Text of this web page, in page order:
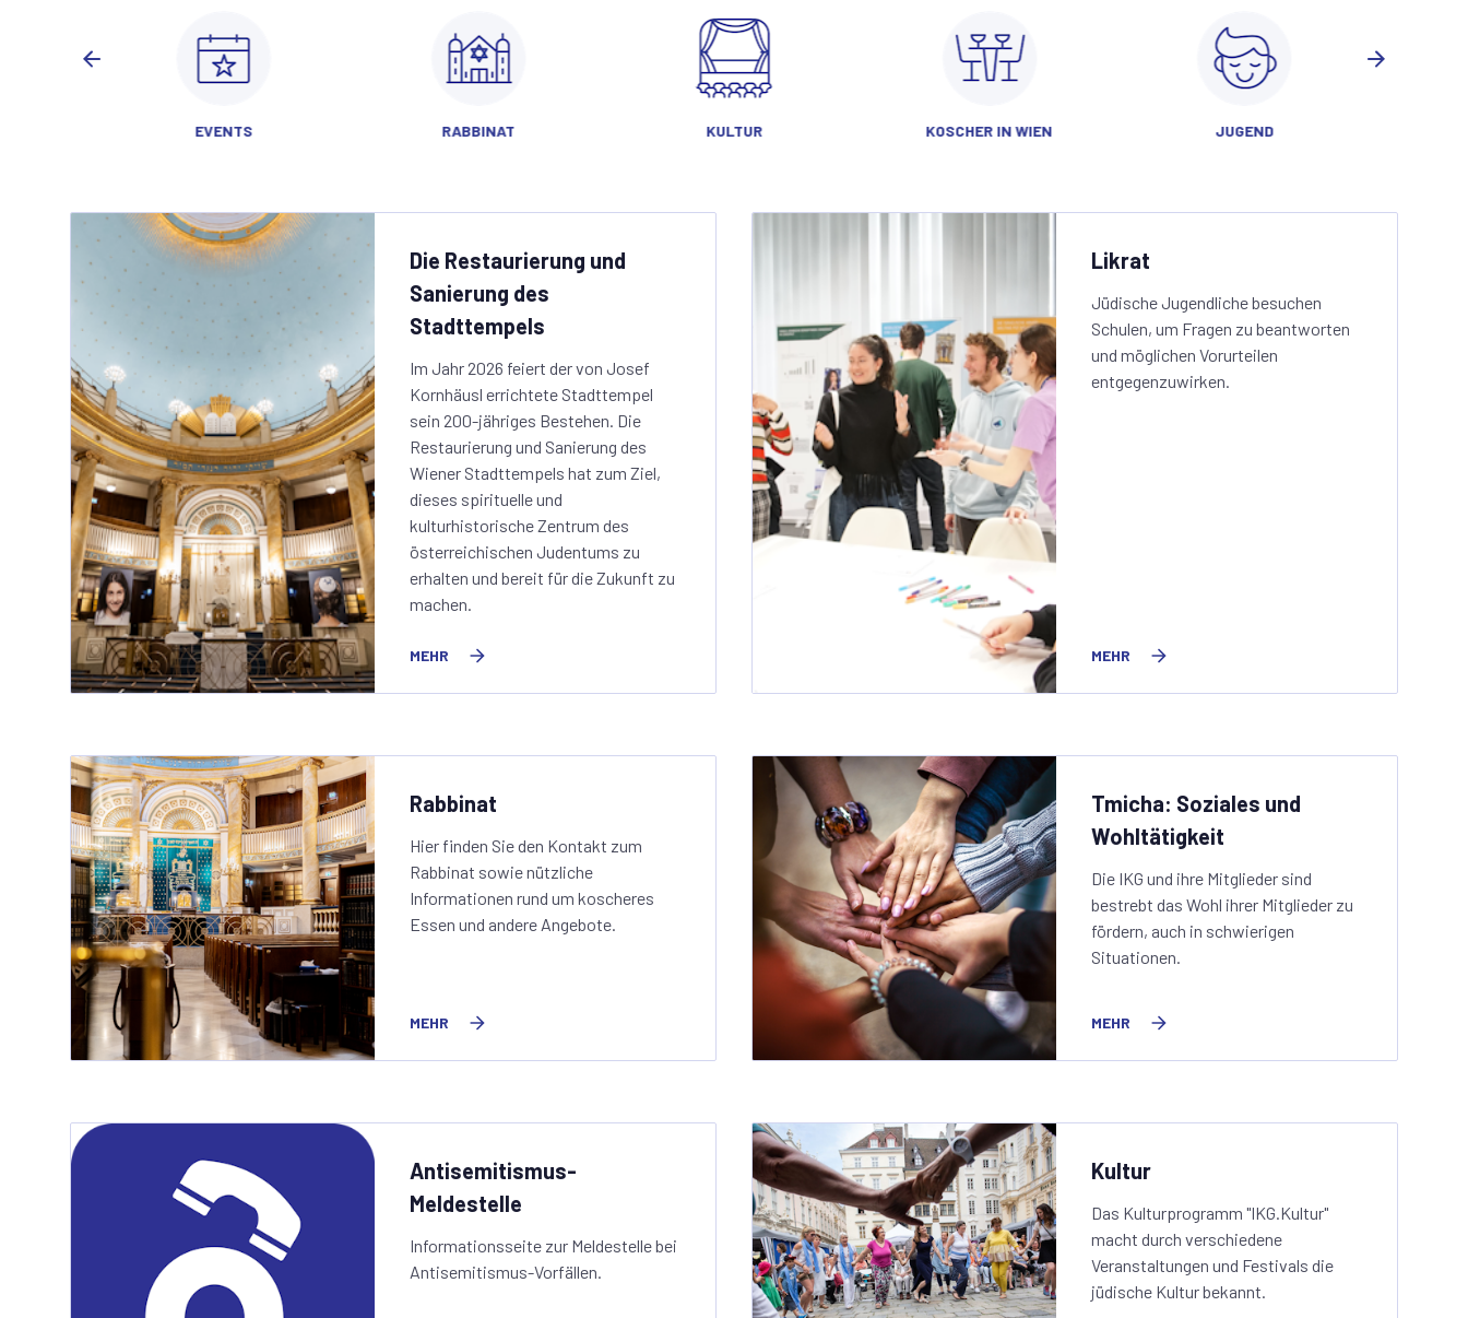
EVENTS RABBINAT KULTUR KOSCHER IN WIEN JUGEND
Die Restaurierung und
Sanierung des
Stadttempels
Im Jahr 2026 feiert der von Josef
Kornhäusl errichtete Stadttempel
sein 200-jähriges Bestehen. Die
Restaurierung und Sanierung des
Wiener Stadttempels hat zum Ziel,
dieses spirituelle und
kulturhistorische Zentrum des
österreichischen Judentums zu
erhalten und bereit für die Zukunft zu
machen.
MEHR
Likrat
Jüdische Jugendliche besuchen
Schulen, um Fragen zu beantworten
und möglichen Vorurteilen
entgegenzuwirken.
MEHR
Rabbinat
Hier finden Sie den Kontakt zum
Rabbinat sowie nützliche
Informationen rund um koscheres
Essen und andere Angebote.
MEHR
Tmicha: Soziales und
Wohltätigkeit
Die IKG und ihre Mitglieder sind
bestrebt das Wohl ihrer Mitglieder zu
fördern, auch in schwierigen
Situationen.
MEHR
Antisemitismus-
Meldestelle
Informationsseite zur Meldestelle bei
Antisemitismus-Vorfällen.
Kultur
Das Kulturprogramm "IKG.Kultur"
macht durch verschiedene
Veranstaltungen und Festivals die
jüdische Kultur bekannt.